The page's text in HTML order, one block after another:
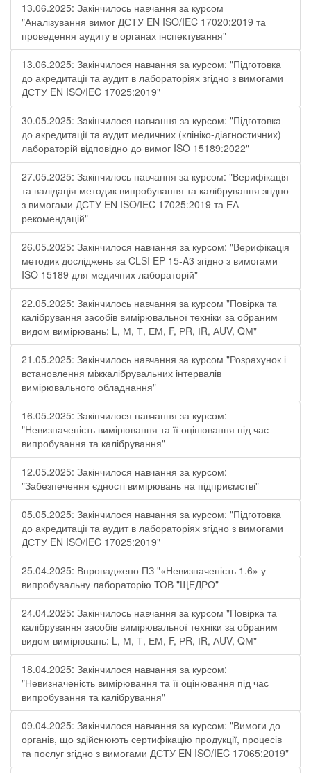
13.06.2025: Закінчилось навчання за курсом
"Аналізування вимог ДСТУ EN ISO/IEC 17020:2019 та
проведення аудиту в органах інспектування"
13.06.2025: Закінчилося навчання за курсом: "Підготовка
до акредитації та аудит в лабораторіях згідно з вимогами
ДСТУ EN ISO/IEC 17025:2019"
30.05.2025: Закінчилося навчання за курсом: "Підготовка
до акредитації та аудит медичних (клініко-діагностичних)
лабораторій відповідно до вимог ISO 15189:2022"
27.05.2025: Закінчилось навчання за курсом: "Верифікація
та валідація методик випробування та калібрування згідно
з вимогами ДСТУ EN ISO/IEC 17025:2019 та ЕА-
рекомендацій"
26.05.2025: Закінчилося навчання за курсом: "Верифікація
методик досліджень за CLSI EP 15-A3 згідно з вимогами
ISO 15189 для медичних лабораторій"
22.05.2025: Закінчилось навчання за курсом "Повірка та
калібрування засобів вимірювальної техніки за обраним
видом вимірювань: L, М, Т, ЕМ, F, РR, ІR, АUV, QМ"
21.05.2025: Закінчилось навчання за курсом "Розрахунок і
встановлення міжкалібрувальних інтервалів
вимірювального обладнання"
16.05.2025: Закінчилося навчання за курсом:
"Невизначеність вимірювання та її оцінювання під час
випробування та калібрування"
12.05.2025: Закінчилося навчання за курсом:
"Забезпечення єдності вимірювань на підприємстві"
05.05.2025: Закінчилося навчання за курсом: "Підготовка
до акредитації та аудит в лабораторіях згідно з вимогами
ДСТУ EN ISO/IEC 17025:2019"
25.04.2025: Впроваджено ПЗ "«Невизначеність 1.6» у
випробувальну лабораторію ТОВ "ЩЕДРО"
24.04.2025: Закінчилось навчання за курсом "Повірка та
калібрування засобів вимірювальної техніки за обраним
видом вимірювань: L, М, Т, ЕМ, F, РR, ІR, АUV, QМ"
18.04.2025: Закінчилося навчання за курсом:
"Невизначеність вимірювання та її оцінювання під час
випробування та калібрування"
09.04.2025: Закінчилося навчання за курсом: "Вимоги до
органів, що здійснюють сертифікацію продукції, процесів
та послуг згідно з вимогами ДСТУ EN ISO/IEC 17065:2019"